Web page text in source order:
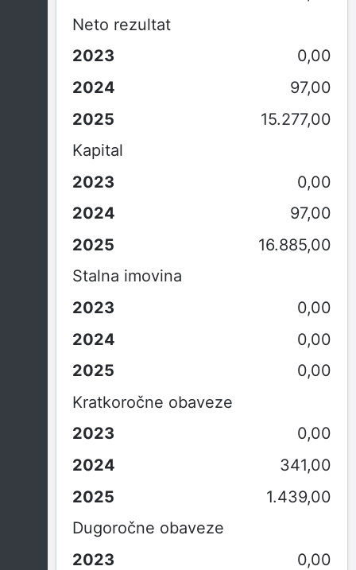
Neto rezultat
0,00
97,00
15.277,00
Kapital
0,00
97,00
16.885,00
Stalna imovina
0,00
0,00
0,00
Kratkoročne obaveze
0,00
341,00
1.439,00
Dugoročne obaveze
0,00